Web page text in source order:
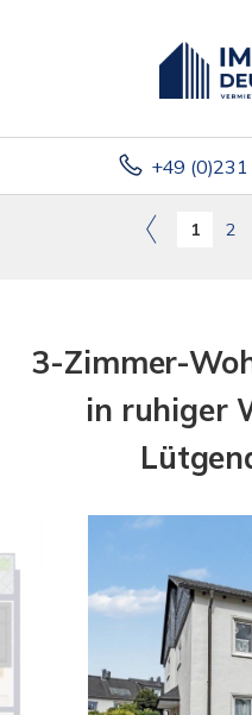
+49
1 2
3-Zimmer-
in ruhiger